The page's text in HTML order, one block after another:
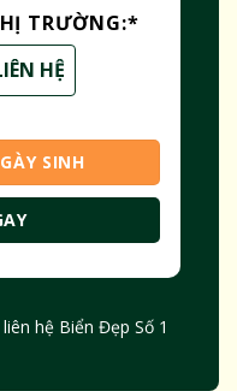
TRƯỜNG:*
HỆ
SINH
hệ Biển Đẹp Số 1